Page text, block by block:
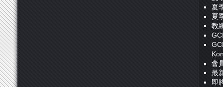
夏
夏
教
會
最
即